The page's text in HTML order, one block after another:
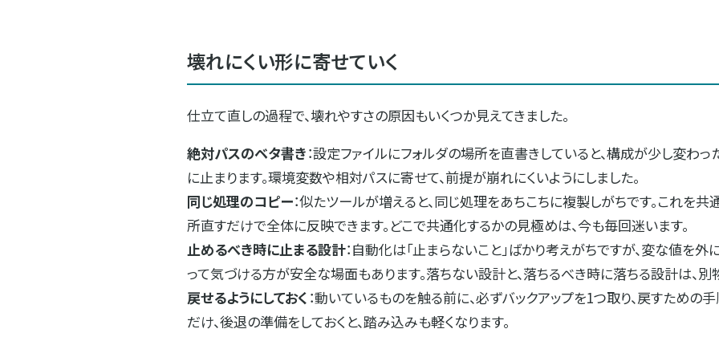
壊れにくい形に寄せていく
仕立て直しの過程で、壊れやすさの原因もいくつか見えてきました。
絶対パスのベタ書き：設定ファイルにフォルダの場所を直書きしていると、構成が少し変わ
に止まります。環境変数や相対パスに寄せて、前提が崩れにくいようにしました。
同じ処理のコピー：似たツールが増えると、同じ処理をあちこちに複製しがちです。これを共
所直すだけで全体に反映できます。どこで共通化するかの見極めは、今も毎回迷います。
止めるべき時に止まる設計：自動化は「止まらないこと」ばかり考えがちですが、変な値を外
って気づける方が安全な場面もあります。落ちない設計と、落ちるべき時に落ちる設計は、別
戻せるようにしておく ：動いているものを触る前に、必ずバックアップを1つ取り、戻すための
だけ、後退の準備をしておくと、踏み込みも軽くなります。